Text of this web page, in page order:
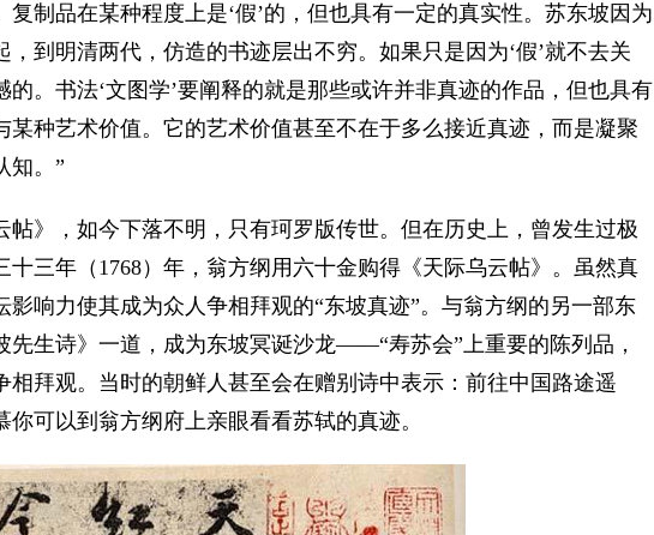
制品在某种程度上是‘假’的，但也具有一定的真实性。苏东坡因为
，到明清两代，仿造的书迹层出不穷。如果只是因为‘假’就不去关
。书法‘文图学’要阐释的就是那些或许并非真迹的作品，但也具有
某种艺术价值。它的艺术价值甚至不在于多么接近真迹，而是凝聚
知。”
》，如今下落不明，只有珂罗版传世。但在历史上，曾发生过极
十三年（1768）年，翁方纲用六十金购得《天际乌云帖》。虽然真
影响力使其成为众人争相拜观的“东坡真迹”。与翁方纲的另一部东
先生诗》一道，成为东坡冥诞沙龙——“寿苏会”上重要的陈列品，
相拜观。当时的朝鲜人甚至会在赠别诗中表示：前往中国路途遥
可以到翁方纲府上亲眼看看苏轼的真迹。